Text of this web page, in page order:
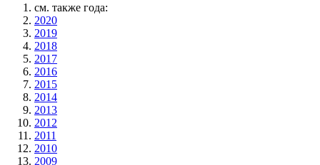
см. также года:
2020
2019
2018
2017
2016
2015
2014
2013
2012
2011
2010
2009